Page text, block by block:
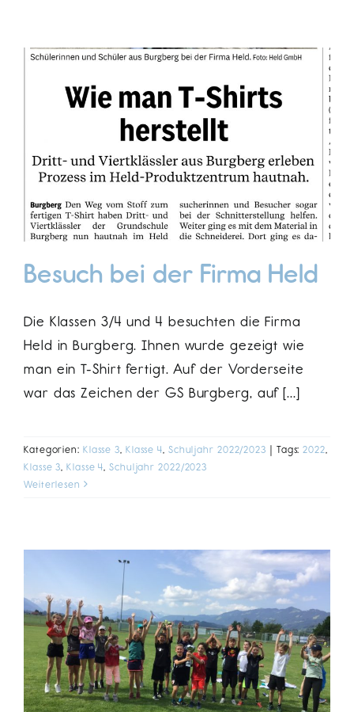
Besuch bei der Firma Held
Die Klassen 3/4 und 4 besuchten die Firma
Held in Burgberg. Ihnen wurde gezeigt wie
man ein T-Shirt fertigt. Auf der Vorderseite
war das Zeichen der GS Burgberg, auf [...]
Kategorien: Klasse 3 Klasse 4 Schuljahr 2022/2023 | Tags:2022
Klasse 3 ,Klasse 4 ,Schuljahr 2022/2023
Weiterlesen